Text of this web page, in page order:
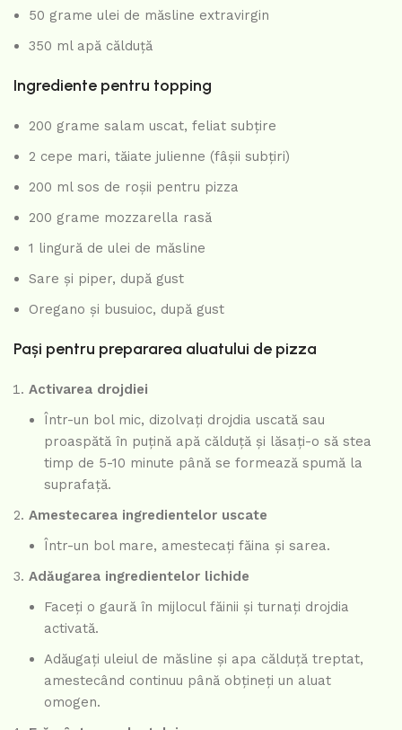
50 grame ulei de măsline extravirgin
350 ml apă călduță
Ingrediente pentru topping
200 grame salam uscat, feliat subțire
2 cepe mari, tăiate julienne (fâșii subțiri)
200 ml sos de roșii pentru pizza
200 grame mozzarella rasă
1 lingură de ulei de măsline
Sare și piper, după gust
Oregano și busuioc, după gust
Pași pentru prepararea aluatului de pizza
Activarea drojdiei
Într-un bol mic, dizolvați drojdia uscată sau
proaspătă în puțină apă călduță și lăsați-o să stea
timp de 5-10 minute până se formează spumă la
suprafață.
Amestecarea ingredientelor uscate
Într-un bol mare, amestecați făina și sarea.
Adăugarea ingredientelor lichide
Faceți o gaură în mijlocul făinii și turnați drojdia
activată.
Adăugați uleiul de măsline și apa călduță treptat,
amestecând continuu până obțineți un aluat
omogen.